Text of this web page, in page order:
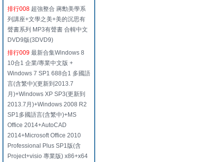
排行008 超強整合 蔣勳美學系
列講座+文學之美+美的沉思有
聲書系列 MP3有聲書 合輯中文
DVD9版(3DVD9)
排行009 最新合集Windows 8
10合1 企業/專業中文版 +
Windows 7 SP1 688合1 多國語
言(含繁中)(更新到2013.7
月)+Windows XP SP3(更新到
2013.7月)+Windows 2008 R2
SP1多國語言(含繁中)+MS
Office 2014+AutoCAD
2014+Microsoft Office 2010
Professional Plus SP1版(含
Project+visio 專業版) x86+x64